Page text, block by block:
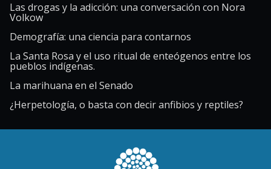
Las drogas y la adicción: una conversación con Nora
Volkow
Demografía: una ciencia para contarnos
La Santa Rosa y el uso ritual de enteógenos entre los
pueblos indígenas.
La marihuana en el Senado
¿Herpetología, o basta con decir anfibios y reptiles?